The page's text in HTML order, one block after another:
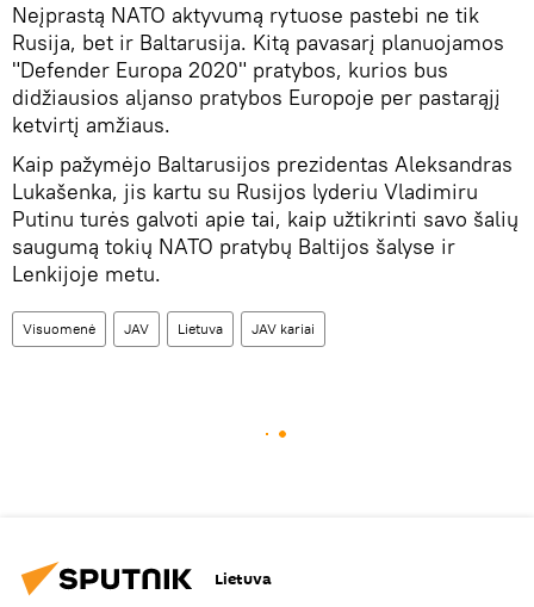
Neįprastą NATO aktyvumą rytuose pastebi ne tik
Rusija, bet ir Baltarusija. Kitą pavasarį planuojamos
"Defender Europa 2020" pratybos, kurios bus
didžiausios aljanso pratybos Europoje per pastarąjį
ketvirtį amžiaus.
Kaip pažymėjo Baltarusijos prezidentas Aleksandras
Lukašenka, jis kartu su Rusijos lyderiu Vladimiru
Putinu turės galvoti apie tai, kaip užtikrinti savo šalių
saugumą tokių NATO pratybų Baltijos šalyse ir
Lenkijoje metu.
Visuomenė JAV Lietuva JAV kariai
Lietuva